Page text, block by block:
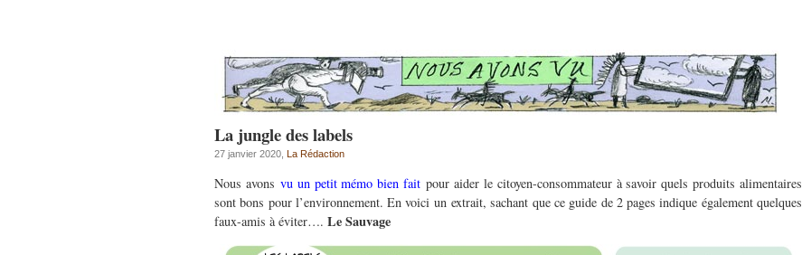
La jungle des labels
27 janvier 2020, La Rédaction
Nous avons vu un petit mémo bien fait pour aider le citoyen-consommateur à savoir quels produits alimentaires
sont bons pour l’environnement. En voici un extrait, sachant que ce guide de 2 pages indique également quelques
faux-amis à éviter…. Le Sauvage